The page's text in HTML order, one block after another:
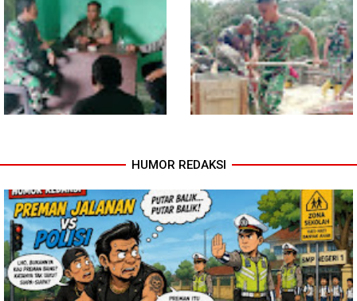
Kodim 0118 Tancap Gas
Rampungkan Finishing
Jembatan Garuda
Melalui Wasbang, Babinsa
Bentuk Karakter dan Jiwa
Patriotisme Pelajar
Babinsa dan Bhabinkamtibmas
RI ke-81 dengan Kibarkan
Merah Putih
Cuaca Tak Jadi Penghalang,
Garuda dan Pengacian Terus
Dikebut
HUMOR REDAKSI